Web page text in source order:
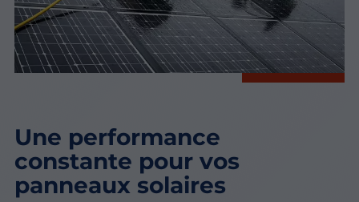
Une performance
constante pour vos
panneaux solaires